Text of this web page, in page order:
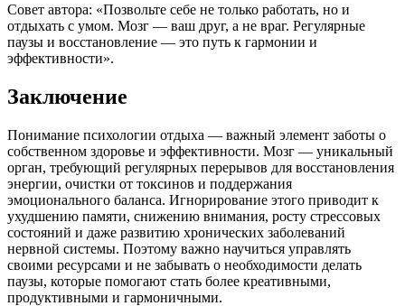
Совет автора: «Позвольте себе не только работать, но и
отдыхать с умом. Мозг — ваш друг, а не враг. Регулярные
паузы и восстановление — это путь к гармонии и
эффективности».
Заключение
Понимание психологии отдыха — важный элемент заботы о
собственном здоровье и эффективности. Мозг — уникальный
орган, требующий регулярных перерывов для восстановления
энергии, очистки от токсинов и поддержания
эмоционального баланса. Игнорирование этого приводит к
ухудшению памяти, снижению внимания, росту стрессовых
состояний и даже развитию хронических заболеваний
нервной системы. Поэтому важно научиться управлять
своими ресурсами и не забывать о необходимости делать
паузы, которые помогают стать более креативными,
продуктивными и гармоничными.